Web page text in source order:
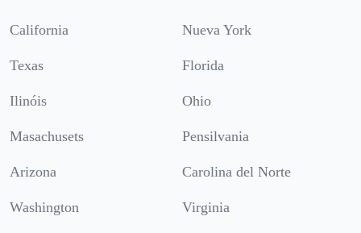
California Nueva York
Texas Florida
Ilinóis Ohio
Masachusets Pensilvania
Arizona Carolina del Norte
Washington Virginia